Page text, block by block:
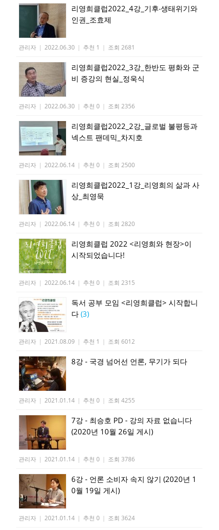
리영희클럽2022_4강_기후‧생태위기와
인권_조효제
관리자 | 2022.06.30 | 추천 1 | 조회 2681
리영희클럽2022_3강_한반도 평화와 군
비 증강의 현실_정욱식
관리자 | 2022.06.30 | 추천 0 | 조회 2356
리영희클럽2022_2강_글로벌 불평등과
넥스트 팬데믹_차지호
관리자 | 2022.06.14 | 추천 0 | 조회 2500
리영희클럽2022_1강_리영희의 삶과 사
상_최영묵
관리자 | 2022.06.14 | 추천 0 | 조회 2820
리영희클럽 2022 <리영희와 현장>이
시작되었습니다!
관리자 | 2022.06.14 | 추천 0 | 조회 2315
독서 공부 모임 <리영희클럽> 시작합니
다(3)
관리자 | 2021.08.09 | 추천 1 | 조회 6012
8강 - 국경 넘어선 언론, 무기가 되다
관리자 | 2021.01.14 | 추천 0 | 조회 4255
7강 - 최승호 PD - 강의 자료 없습니다
(2020년 10월 26일 게시)
관리자 | 2021.01.14 | 추천 0 | 조회 3786
6강 - 언론 소비자 속지 않기 (2020년 1
0월 19일 게시)
관리자 | 2021.01.14 | 추천 0 | 조회 3624